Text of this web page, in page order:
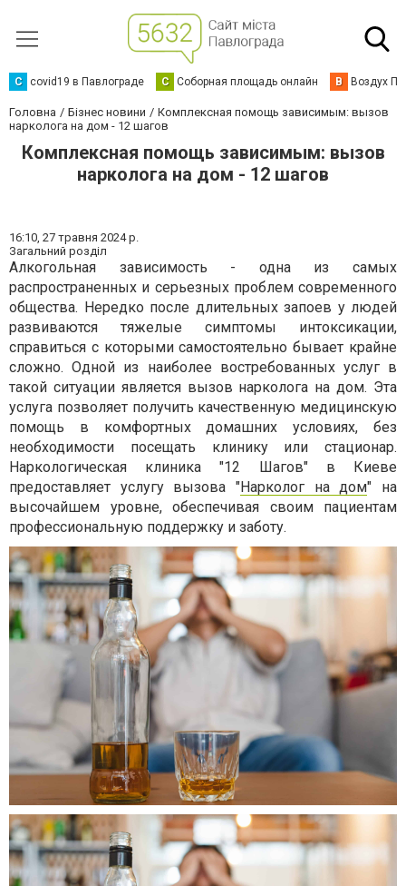
C covid19 в Павлограде С Соборная площадь онлайн В Воздух
Головна Бізнес новини
Комплексная помощь зависимым: вызов
нарколога на дом - 12 шагов
Комплексная помощь зависимым: вызов
нарколога на дом - 12 шагов
16:10, 27 травня 2024 р.
Загальний розділ
Алкогольная зависимость - одна из самых
распространенных и серьезных проблем современного
общества. Нередко после длительных запоев у людей
развиваются тяжелые симптомы интоксикации,
справиться с которыми самостоятельно бывает крайне
сложно. Одной из наиболее востребованных услуг в
такой ситуации является вызов нарколога на дом. Эта
услуга позволяет получить качественную медицинскую
помощь в комфортных домашних условиях, без
необходимости посещать клинику или стационар.
Наркологическая клиника "12 Шагов" в Киеве
предоставляет услугу вызова "Нарколог на дом" на
высочайшем уровне, обеспечивая своим пациентам
профессиональную поддержку и заботу.